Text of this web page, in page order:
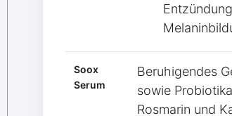
Soox
Serum
Beruhigendes
sowie
Rosmarin und